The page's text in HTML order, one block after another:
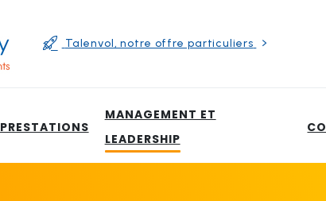
Talenvol, notre offre particuliers
PRESTATIONS
MANAGEMENT ET
LEADERSHIP